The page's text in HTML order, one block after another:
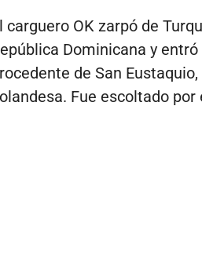
carguero OK zarpó de
Dominicana y
de San
Fue escoltado